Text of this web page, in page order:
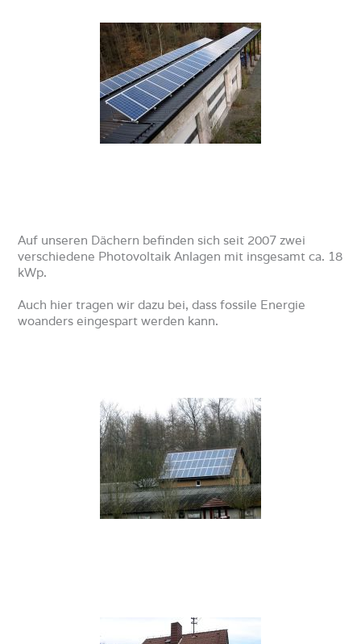
Auf unseren Dächern befinden sich seit 2007 zwei
verschiedene Photovoltaik Anlagen mit insgesamt ca. 18
kWp.
Auch hier tragen wir dazu bei, dass fossile Energie
woanders eingespart werden kann.